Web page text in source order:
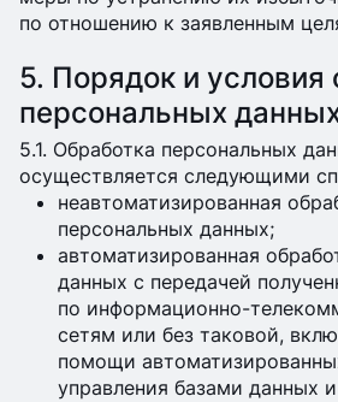
по отношению к заявленным
5. Порядок и условия
персональных
5.1. Обработка персональных
осуществляется следующими
неавтоматизированная
персональных данных;
автоматизированная
данных с передачей
по информационно-
сетям или без таковой,
помощи
управления базами данных